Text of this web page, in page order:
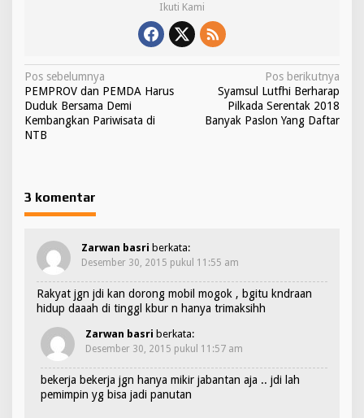
Ikuti Kami
N
a
v
a
s
p
Pos sebelumnya
PEMPROV dan PEMDA Harus
Duduk Bersama Demi
Kembangkan Pariwisata di
NTB
Pos berikutnya
Syamsul Lutfhi Berharap
Pilkada Serentak 2018
Banyak Paslon Yang Daftar
3 komentar
Zarwan basri berkata:
Desember 30, 2015 pukul 11:55 am
Rakyat jgn jdi kan dorong mobil mogok , bgitu kndraan
hidup daaah di tinggl kbur n hanya trimaksihh
Zarwan basri berkata:
Desember 30, 2015 pukul 11:57 am
bekerja bekerja jgn hanya mikir jabantan aja .. jdi lah
pemimpin yg bisa jadi panutan